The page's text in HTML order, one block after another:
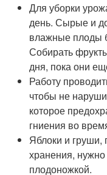
Для уборки
день. Сырые и
влажные плоды
Собирать
дня, пока они
Работу
чтобы не
которое
гниения во
Яблоки и груши,
хранения,
плодоножкой.